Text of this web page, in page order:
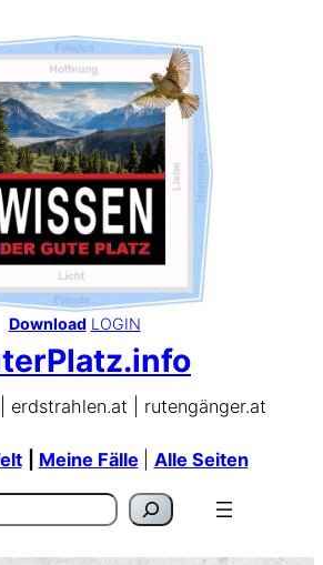
Download LOGIN
erdstrahlen.at | rutengänger.at
Meine Fälle Alle Seiten